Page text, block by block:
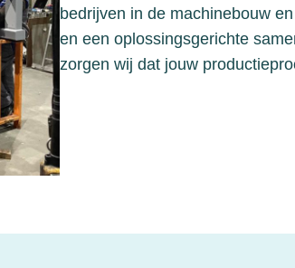
bedrijven in de machinebouw
en een oplossingsgerichte
zorgen wij dat jouw